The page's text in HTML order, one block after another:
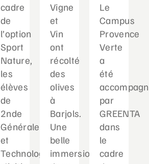
cadre
de
l’option
Sport
Nature,
les
élèves
de
2nde
Générale
et
Technologique
Vigne
et
Vin
ont
récolté
des
olives
à
Barjols.
Une
belle
immersion
Le
Campus
Provence
Verte
a
été
par
GREENTA
dans
le
cadre